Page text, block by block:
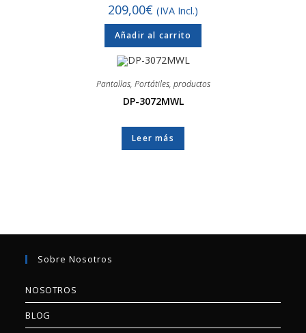
209,00€ (IVA Incl.)
Añadir al carrito
Pantallas, Portátiles, productos
DP-3072MWL
Leer más
Sobre Nosotros
NOSOTROS
BLOG